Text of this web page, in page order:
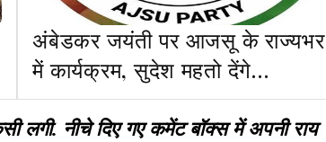
अंबेडकर जयंती पर आजसू के राज्यभर
में कार्यक्रम, सुदेश महतो देंगे
श्रद्धांजलि
नीचे दिए गए कमेंट बॉक्स में अपनी राय